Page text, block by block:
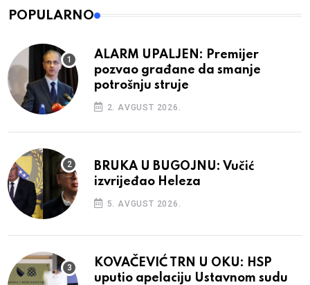
POPULARNO
ALARM UPALJEN: Premijer
pozvao građane da smanje
potrošnju struje
2. AVGUST 2026.
BRUKA U BUGOJNU: Vučić
izvrijeđao Heleza
5. AVGUST 2026.
KOVAČEVIĆ TRN U OKU: HSP
uputio apelaciju Ustavnom sudu